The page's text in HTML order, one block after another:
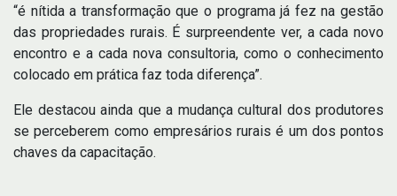
“é nítida a transformação que o programa já fez na gestão
das propriedades rurais. É surpreendente ver, a cada novo
encontro e a cada nova consultoria, como o conhecimento
colocado em prática faz toda diferença”.
Ele destacou ainda que a mudança cultural dos produtores
se perceberem como empresários rurais é um dos pontos
chaves da capacitação.